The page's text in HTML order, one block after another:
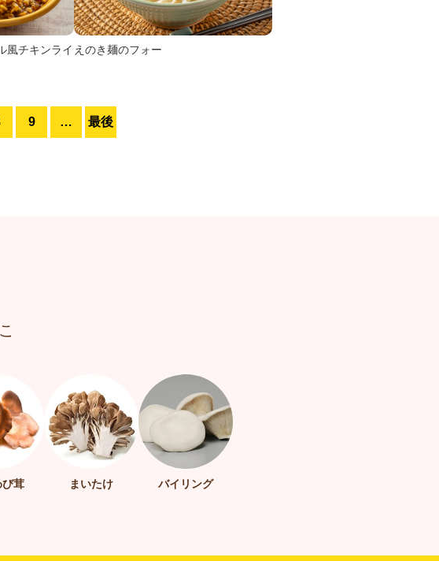
風チキンライ えのき麺のフォー
9 … 最後
び茸 まいたけ バイリング